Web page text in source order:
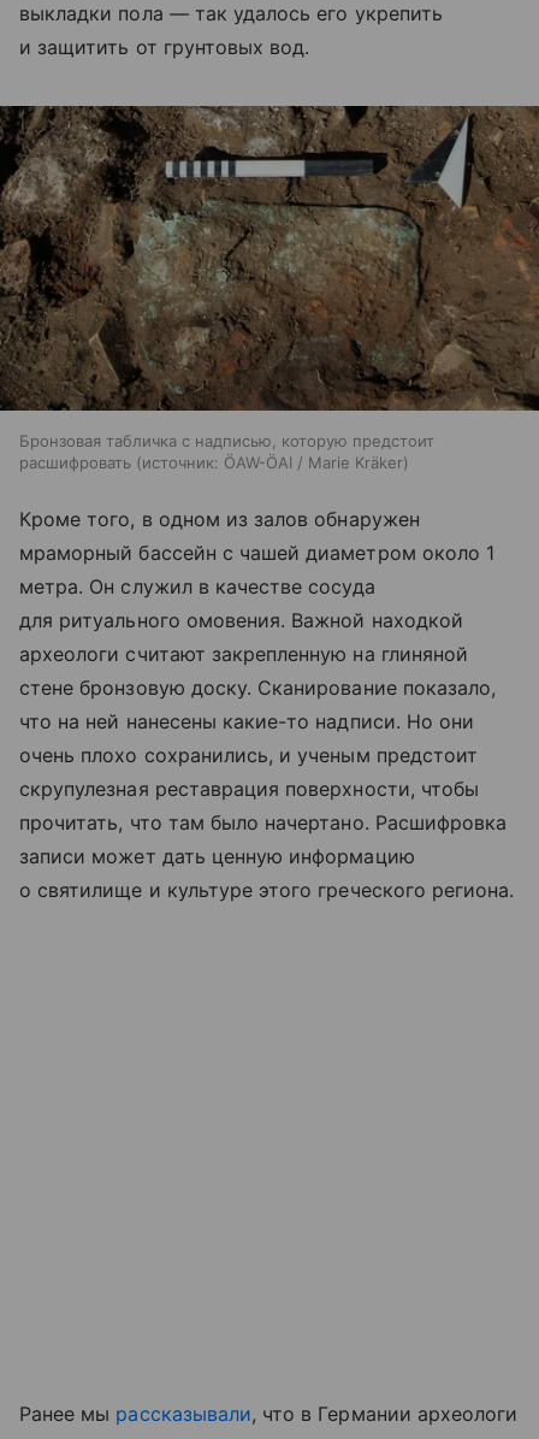
выкладки пола — так удалось его укрепить
и защитить от грунтовых вод.
Бронзовая табличка с надписью, которую предстоит
расшифровать
источник: ÖAW-ÖAI / Marie Kräker
Кроме того, в одном из залов обнаружен
мраморный бассейн с чашей диаметром около 1
метра. Он служил в качестве сосуда
для ритуального омовения. Важной находкой
археологи считают закрепленную на глиняной
стене бронзовую доску. Сканирование показало,
что на ней нанесены какие-то надписи. Но они
очень плохо сохранились, и ученым предстоит
скрупулезная реставрация поверхности, чтобы
прочитать, что там было начертано. Расшифровка
записи может дать ценную информацию
о святилище и культуре этого греческого региона.
Ранее мы рассказывали, что в Германии археологи